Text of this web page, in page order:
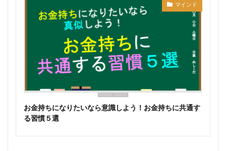
マインド
お金持ちになりたいなら意識しよう！お金持ちに共通す
る習慣５選